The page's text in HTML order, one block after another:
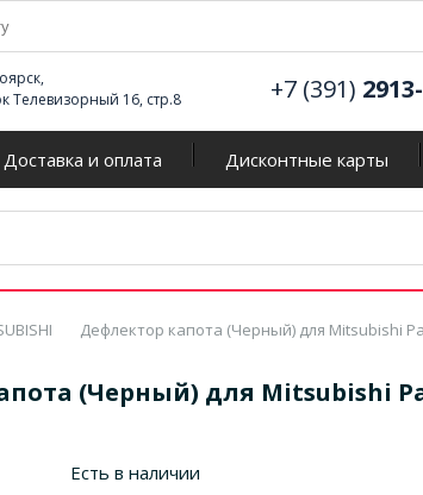
Телевизорный 16, стр.8
+7 (391)
Доставка и оплата Дисконтные карты
Дефлектор капота (Черный) для Mitsubishi
(Черный) для Mitsubishi
Есть в наличии